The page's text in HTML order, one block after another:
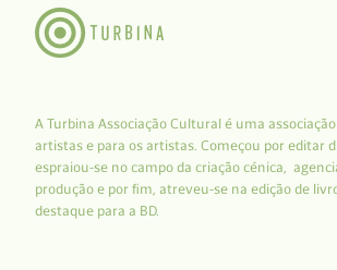
A Turbina Associação Cultural é uma
artistas e para os artistas. Começou por editar
espraiou-se no campo da criação cénica,
produção e por fim, atreveu-se na edição de
destaque para a BD.